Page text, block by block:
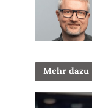
Mehr dazu